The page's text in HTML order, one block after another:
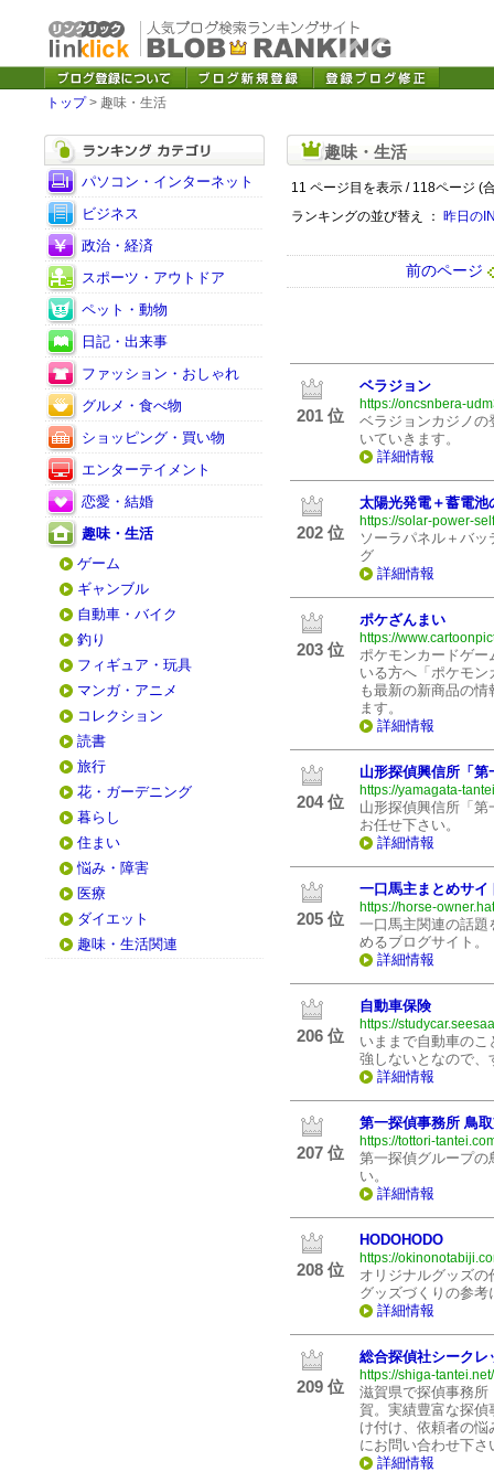
トップ> 趣味・生活
パソコン・インターネット
ビジネス
政治・経済
スポーツ・アウトドア
ペット・動物
日記・出来事
ファッション・おしゃれ
グルメ・食べ物
ショッピング・買い物
エンターテイメント
恋愛・結婚
趣味・生活
ゲーム
ギャンブル
自動車・バイク
釣り
フィギュア・玩具
マンガ・アニメ
コレクション
読書
旅行
花・ガーデニング
暮らし
住まい
悩み・障害
医療
ダイエット
趣味・生活関連
趣味・生活
11 ページ目を表示 / 118ページ (
ランキングの並び替え ： 昨日の
前のページ
201 位
ベラジョン
https://oncsnbera-
ベラジョンカジノの
いていきます。
詳細情報
202 位
太陽光発電＋蓄電池
https://solar-power-
ソーラパネル＋バ
グ
詳細情報
203 位
ポケざんまい
https://
ポケモンカードゲー
いる方へ「ポケモ
も最新の新商品の
ます。
詳細情報
204 位
山形探偵興信所「第
https://yamagata-
山形探偵興信所「
お任せ下さい。
詳細情報
205 位
一口馬主まとめサイ
https://horse-
一口馬主関連の話題
めるブログサイト。
詳細情報
206 位
自動車保険
https://
いままで自動車の
強しないとなので、
詳細情報
207 位
第一探偵事務所 鳥
https://tottori-
第一探偵グループの
い。
詳細情報
208 位
HODOHODO
https://
オリジナルグッズ
グッズづくりの参
詳細情報
209 位
総合探偵社シークレ
https://shiga-tantei.net/
滋賀県で探偵事務所
賀。実績豊富な探
け付け、依頼者の
にお問い合わせ下さ
詳細情報